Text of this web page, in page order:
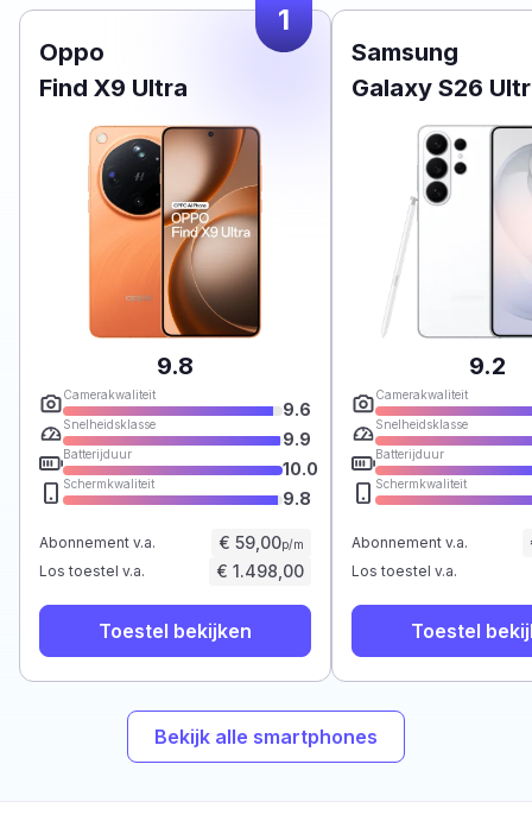
1
Oppo
Find X9 Ultra
9.8
Camerakwaliteit
9.6
Snelheidsklasse
9.9
Batterijduur
10.0
Schermkwaliteit
9.8
Abonnement v.a. € 59,00p/m
Los toestel v.a. € 1.498,00
Toestel bekijken
Samsung
Galaxy S26
9.2
Camerakwaliteit
Snelheidsklasse
Batterijduur
Schermkwaliteit
Abonnement v.a.
Los toestel v.a.
Toestel
Bekijk alle smartphones